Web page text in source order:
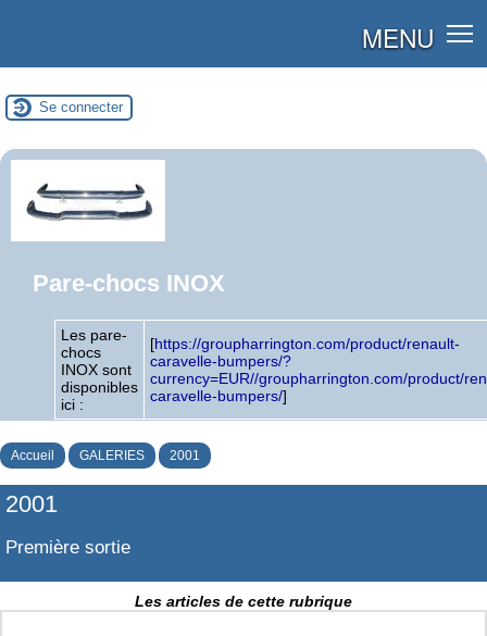
MENU
Se connecter
Pare-chocs INOX
Les pare-
chocs
INOX sont
disponibles
ici :
[https://groupharrington.com/product/renault-
caravelle-bumpers/?
currency=EUR//groupharrington.com/product/
caravelle-bumpers/]
Accueil GALERIES 2001
2001
Première sortie
Les articles de cette rubrique